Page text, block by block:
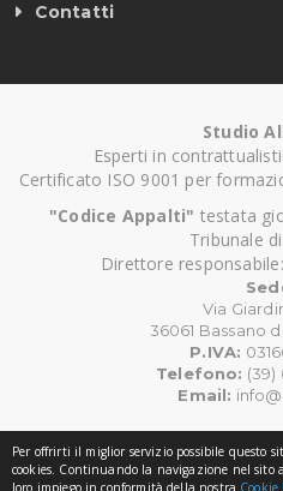
Per offrirti il miglior servizio possibile questo
cookies. Continuando la navigazione nel sito
loro impiego in conformità della nostra Cookie
Contatti
Studio
Esperti in
Certificato ISO 9001 per
"Codice Appalti" testata
Tribunale
Direttore responsabile:
Via
36061 Bassano
P.IVA:
Telefono: (39)
Email:
©Copyright